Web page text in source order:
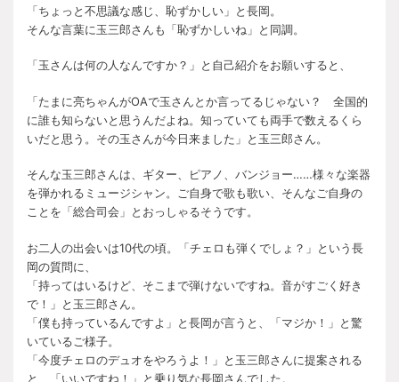
「ちょっと不思議な感じ、恥ずかしい」と長岡。
そんな言葉に玉三郎さんも「恥ずかしいね」と同調。
「玉さんは何の人なんですか？」と自己紹介をお願いすると、
「たまに亮ちゃんがOAで玉さんとか言ってるじゃない？ 全国的
に誰も知らないと思うんだよね。知っていても両手で数えるくら
いだと思う。その玉さんが今日来ました」と玉三郎さん。
そんな玉三郎さんは、ギター、ピアノ、バンジョー……様々な楽器
を弾かれるミュージシャン。ご自身で歌も歌い、そんなご自身の
ことを「総合司会」とおっしゃるそうです。
お二人の出会いは10代の頃。「チェロも弾くでしょ？」という長
岡の質問に、
「持ってはいるけど、そこまで弾けないですね。音がすごく好き
で！」と玉三郎さん。
「僕も持っているんですよ」と長岡が言うと、「マジか！」と驚
いているご様子。
「今度チェロのデュオをやろうよ！」と玉三郎さんに提案される
と、「いいですね！」と乗り気な長岡さんでした。